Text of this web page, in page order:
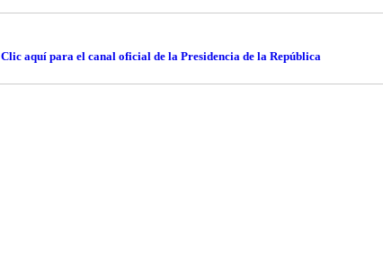
Clic aquí para el canal oficial de la Presidencia de la República